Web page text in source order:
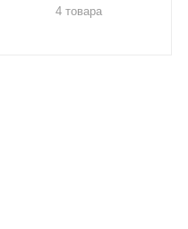
4 товара